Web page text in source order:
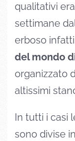
qualitativi
settimane
erboso
del mondo
organizzato
altissimi
In tutti i casi
sono divise